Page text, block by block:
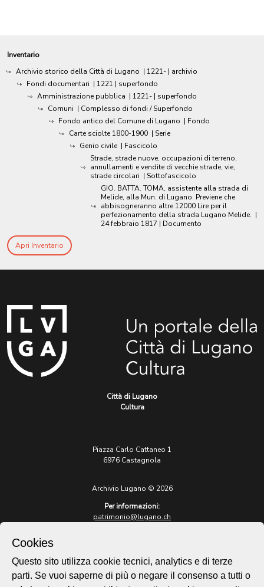
Inventario
Archivio storico della Città di Lugano | 1221- | archivio
Fondi documentari | 1221 | superfondo
Amministrazione pubblica | 1221- | superfondo
Comuni | Complesso di fondi / Superfondo
Fondo antico del Comune di Lugano | Fondo
Carte sciolte 1800-1900 | Serie
Genio civile | Fascicolo
Strade, strade nuove, occupazioni di terreno,
annullamenti e vendite di vecchie strade, vie,
strade circolari | Sottofascicolo
GIO. BATTA. TOMA, assistente alla strada di
Melide, alla Mun. di Lugano. Previene che
abbisogneranno altre 12000 Lire per il
perfezionamento della strada Lugano Melide. |
24 febbraio 1817 | Documento
Apri Inventario
Città di Lugano
Cultura
Piazza Carlo Cattaneo 1
6976 Castagnola
Archivio Lugano © 2026
Per informazioni:
patrimonio@lugano.ch
lugano.ch
Cookies
Questo sito utilizza cookie tecnici, analytics e di terze
parti. Se vuoi saperne di più o negare il consenso a tutti o